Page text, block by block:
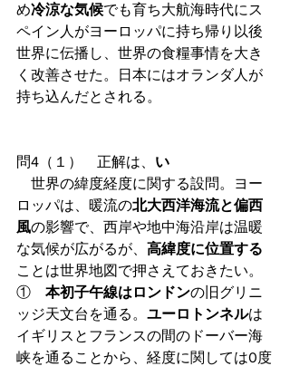
め冷涼な気候でも育ち大航海時代にス
ペイン人がヨーロッパに持ち帰り以後
世界に伝播し、世界の食糧事情を大き
く改善させた。日本にはオランダ人が
持ち込んだとされる。
問4（１）　正解は、 い
世界の緯度経度に関する設問。ヨー
ロッパは、暖流の北大西洋海流と偏西
風の影響で、西岸や地中海沿岸は温暖
な気候が広がるが、 高緯度に位置する
ことは世界地図で押さえておきたい。
① 本初子午線はロンドンの旧グリニ
ッジ天文台を通る。 ユーロトンネルは
イギリスとフランスの間のドーバー海
峡を通ることから、経度に関しては0度